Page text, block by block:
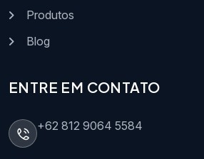
Produtos
Blog
ENTRE EM CONTATO
+62 812 9064 5584